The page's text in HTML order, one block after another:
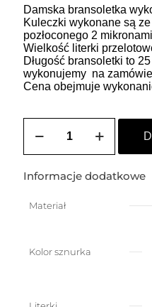
Damska bransoletka
Kuleczki wykonane są
pozłoconego 2
Wielkość literki
Długość bransoletki to
wykonujemy na
Cena obejmuje
Bransoletka
szczęście
dowolną
literką
Informacje dodatkowe
Materiał
Kolor sznurka